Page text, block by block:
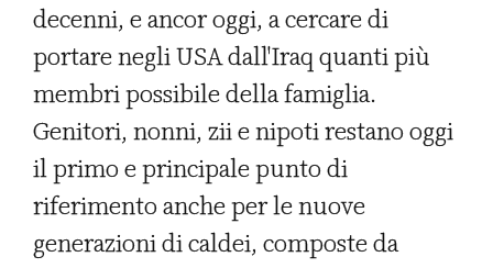
decenni, e ancor oggi, a cercare di
portare negli USA dall'Iraq quanti più
membri possibile della famiglia.
Genitori, nonni, zii e nipoti restano oggi
il primo e principale punto di
riferimento anche per le nuove
generazioni di caldei, composte da